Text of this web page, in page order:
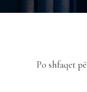
Po shfaqet